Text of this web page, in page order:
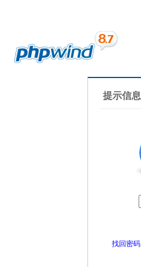
提示信息
找回密码